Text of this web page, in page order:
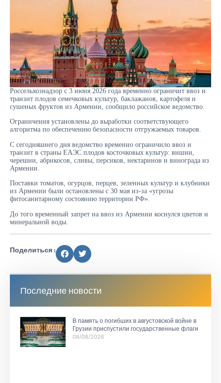
Россельхознадзор с 3 июня 2026 года ‌временно ограничит ввоз и
транзит плодов семечковых культур, баклажанов, ​картофеля ​и
сушеных ​фруктов из ⁠Армении, сообщило ‌российское ведомство.
Ограничения установлены ‌до выработки соответствующего
алгоритма по обеспечению ​безопасности отгружаемых ‌товаров.
С сегодняшнего дня ведомство ​временно ограничило ввоз ‌и
транзит в страны ЕАЭС плодов косточковых культур: ​вишни,
черешни, абрикосов, ​сливы, ‌персиков, нектаринов и ​винограда из
Армении.
Поставки томатов, огурцов, перцев, зеленных культур и клубники
из Армении были остановлены с 30 мая ​из-за «угрозы
фитосанитарному состоянию ⁠территории РФ».
До того временный запрет ‌на ввоз из ‌Армении коснулся цветов и
минеральной ​воды.
Поделиться :
Последние новости
В память о погибших в августовской войне в
Грузии приспустили государственные флаги
08/08/2026